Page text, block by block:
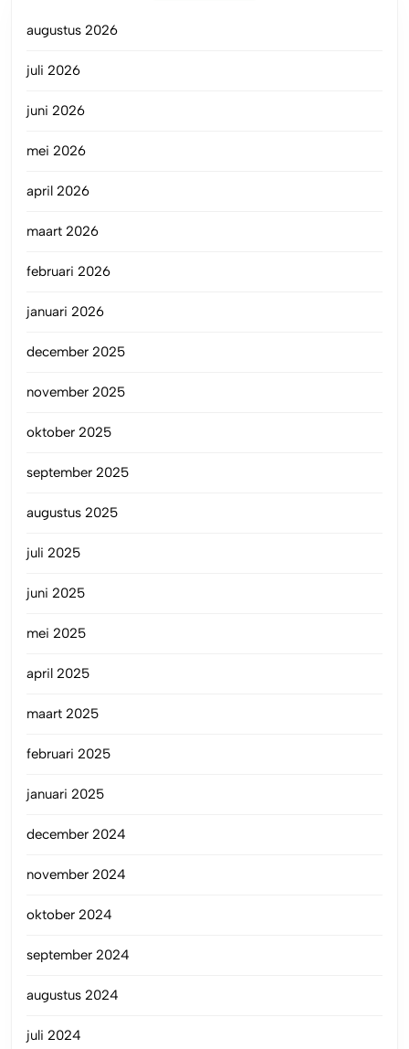
augustus 2026
juli 2026
juni 2026
mei 2026
april 2026
maart 2026
februari 2026
januari 2026
december 2025
november 2025
oktober 2025
september 2025
augustus 2025
juli 2025
juni 2025
mei 2025
april 2025
maart 2025
februari 2025
januari 2025
december 2024
november 2024
oktober 2024
september 2024
augustus 2024
juli 2024